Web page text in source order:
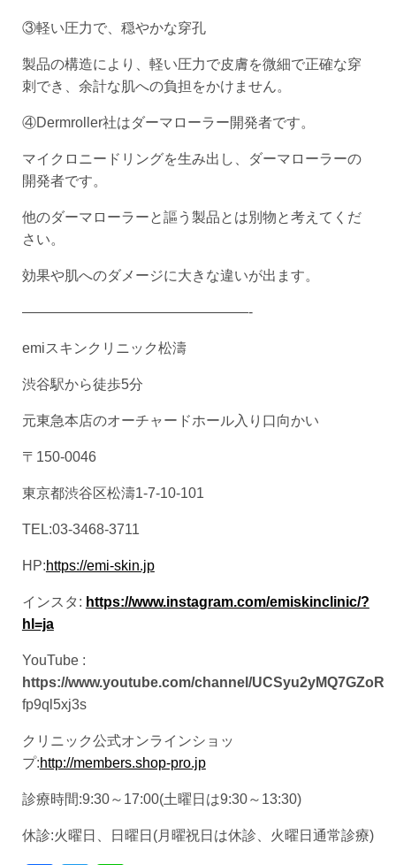
③軽い圧力で、穏やかな穿孔
製品の構造により、軽い圧力で皮膚を微細で正確な穿
刺でき、余計な肌への負担をかけません。
④Dermroller社はダーマローラー開発者です。
マイクロニードリングを生み出し、ダーマローラーの
開発者です。
他のダーマローラーと謳う製品とは別物と考えてくだ
さい。
効果や肌へのダメージに大きな違いが出ます。
————————————————-
emiスキンクリニック松濤
渋谷駅から徒歩5分
元東急本店のオーチャードホール入り口向かい
〒150-0046
東京都渋谷区松濤1-7-10-101
TEL:03-3468-3711
HP:https://emi-skin.jp
インスタ: https://www.instagram.com/emiskinclinic/?
hl=ja
YouTube :
https://www.youtube.com/channel/
fp9ql5xj3s
クリニック公式オンラインショッ
プ:http://members.shop-pro.jp
診療時間:9:30～17:00(土曜日は9:30～13:30)
休診:火曜日、日曜日(月曜祝日は休診、火曜日通常診療)